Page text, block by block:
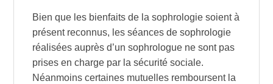
Bien que les bienfaits de la sophrologie soient à
présent reconnus, les séances de sophrologie
réalisées auprès d’un sophrologue ne sont pas
prises en charge par la sécurité sociale.
Néanmoins certaines mutuelles remboursent la